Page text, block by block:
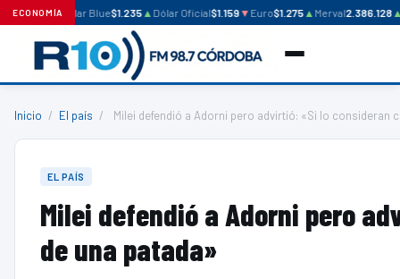
ECONOMÍADólar Blue$1.235▲Dólar Oficial$1.159▼Euro$1.275▲Merval2.386.128▲
Inicio / El país / Milei defendió a Adorni pero advirtió: «Si lo consideran
EL PAÍS
Milei defendió a Adorni pero
de una patada»